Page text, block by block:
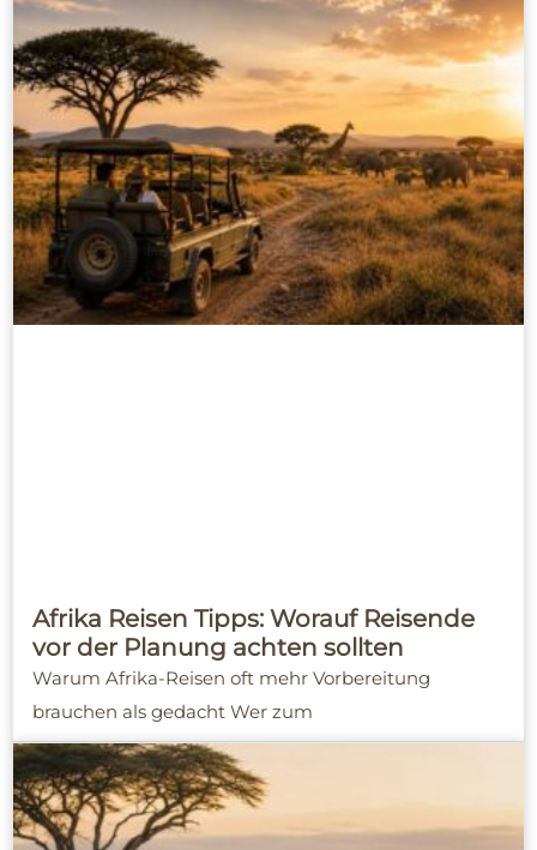
Afrika Reisen Tipps: Worauf Reisende
vor der Planung achten sollten
Warum Afrika-Reisen oft mehr Vorbereitung
brauchen als gedacht Wer zum